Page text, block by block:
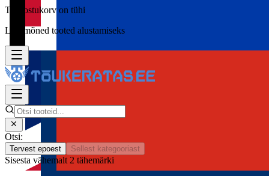
Teie ostukorv on tühi
Lisa mõned tooted alustamiseks
Otsi:
Tervest epoest Sellest kategooriast
Sisesta vähemalt 2 tähemärki